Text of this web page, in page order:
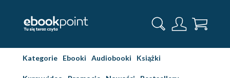
Kategorie Ebooki Audiobooki Książki